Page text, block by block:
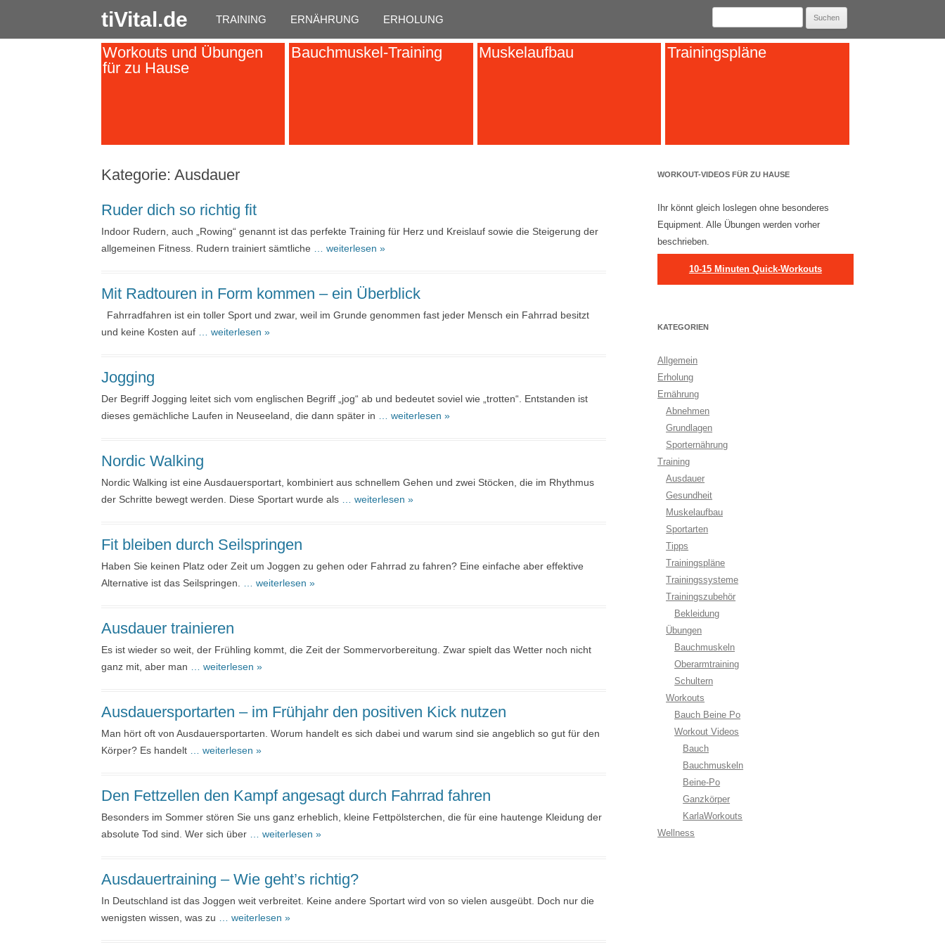
tiVital.de TRAINING ERNÄHRUNG ERHOLUNG
Suchen
Workouts und Übungen
für zu Hause
Bauchmuskel-Training Muskelaufbau Trainingspläne
Kategorie: Ausdauer
Ruder dich so richtig fit
Indoor Rudern, auch „Rowing“ genannt ist das perfekte Training für Herz und Kreislauf sowie die Steigerung der
allgemeinen Fitness. Rudern trainiert sämtliche
… weiterlesen »
Mit Radtouren in Form kommen – ein Überblick
Fahrradfahren ist ein toller Sport und zwar, weil im Grunde genommen fast jeder Mensch ein Fahrrad besitzt
und keine Kosten auf
… weiterlesen »
Jogging
Der Begriff Jogging leitet sich vom englischen Begriff „jog“ ab und bedeutet soviel wie „trotten“. Entstanden ist
dieses gemächliche Laufen in Neuseeland, die dann später in
… weiterlesen »
Nordic Walking
Nordic Walking ist eine Ausdauersportart, kombiniert aus schnellem Gehen und zwei Stöcken, die im Rhythmus
der Schritte bewegt werden. Diese Sportart wurde als
… weiterlesen »
Fit bleiben durch Seilspringen
Haben Sie keinen Platz oder Zeit um Joggen zu gehen oder Fahrrad zu fahren? Eine einfache aber effektive
Alternative ist das Seilspringen.
… weiterlesen »
Ausdauer trainieren
Es ist wieder so weit, der Frühling kommt, die Zeit der Sommervorbereitung. Zwar spielt das Wetter noch nicht
ganz mit, aber man
… weiterlesen »
Ausdauersportarten – im Frühjahr den positiven Kick nutzen
Man hört oft von Ausdauersportarten. Worum handelt es sich dabei und warum sind sie angeblich so gut für den
Körper? Es handelt
… weiterlesen »
Den Fettzellen den Kampf angesagt durch Fahrrad fahren
Besonders im Sommer stören Sie uns ganz erheblich, kleine Fettpölsterchen, die für eine hautenge Kleidung der
absolute Tod sind. Wer sich über
… weiterlesen »
Ausdauertraining – Wie geht’s richtig?
In Deutschland ist das Joggen weit verbreitet. Keine andere Sportart wird von so vielen ausgeübt. Doch nur die
wenigsten wissen, was zu
… weiterlesen »
WORKOUT-VIDEOS FÜR ZU HAUSE
Ihr könnt gleich loslegen ohne besonderes
Equipment. Alle Übungen werden vorher
beschrieben.
10-15 Minuten Quick-Workouts
KATEGORIEN
Allgemein
Erholung
Ernährung
Abnehmen
Grundlagen
Sporternährung
Training
Ausdauer
Gesundheit
Muskelaufbau
Sportarten
Tipps
Trainingspläne
Trainingssysteme
Trainingszubehör
Bekleidung
Übungen
Bauchmuskeln
Oberarmtraining
Schultern
Workouts
Bauch Beine Po
Workout Videos
Bauch
Bauchmuskeln
Beine-Po
Ganzkörper
KarlaWorkouts
Wellness